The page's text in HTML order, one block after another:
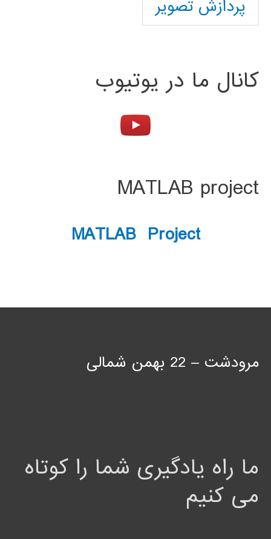
پردازش تصویر
کانال ما در یوتیوب
MATLAB project
MATLAB Project
مرودشت – 22 بهمن شمالی
ما راه یادگیری شما را کوتاه
می کنیم